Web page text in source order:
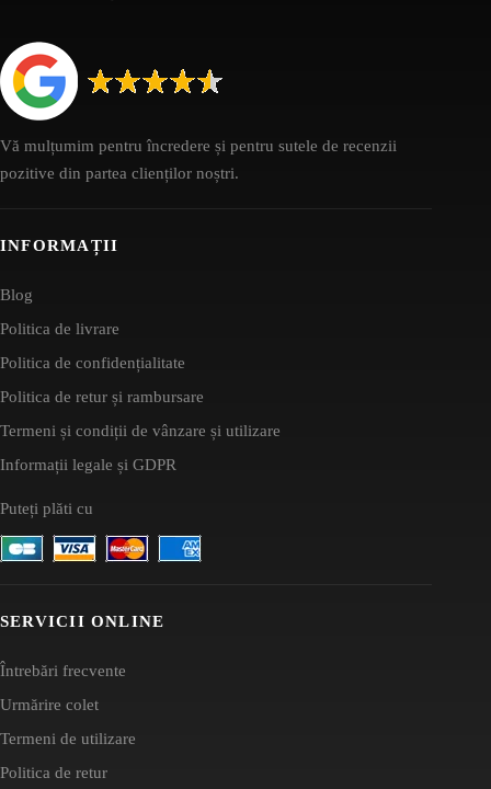
Vă mulțumim pentru încredere și pentru sutele de recenzii
pozitive din partea clienților noștri.
INFORMAȚII
Blog
Politica de livrare
Politica de confidențialitate
Politica de retur și rambursare
Termeni și condiții de vânzare și utilizare
Informații legale și GDPR
Puteți plăti cu
SERVICII ONLINE
Întrebări frecvente
Urmărire colet
Termeni de utilizare
Politica de retur